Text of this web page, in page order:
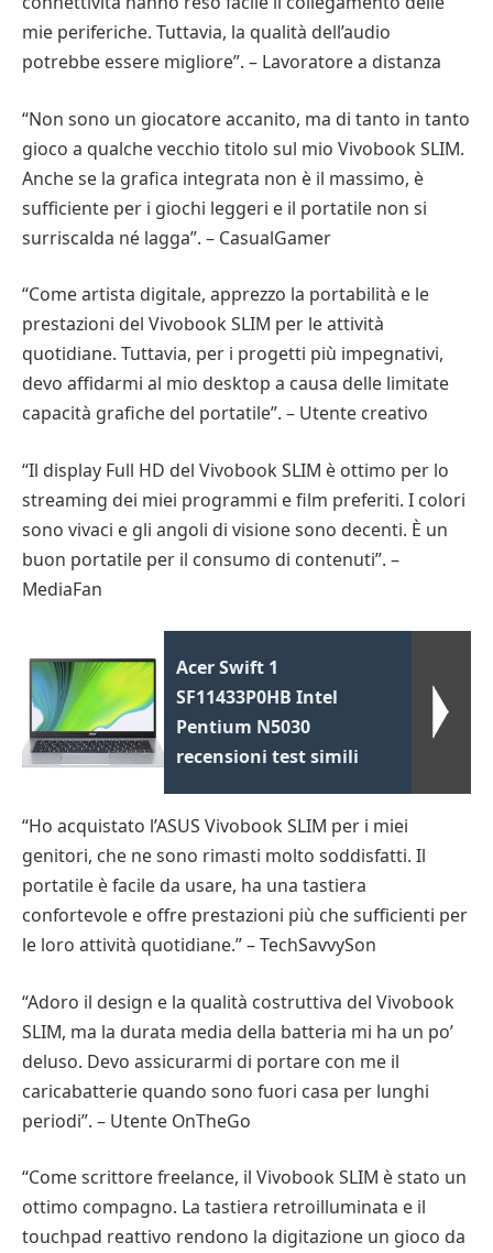
mie periferiche. Tuttavia, la qualità dell’audio
potrebbe essere migliore”. – Lavoratore a distanza
“Non sono un giocatore accanito, ma di tanto in tanto
gioco a qualche vecchio titolo sul mio Vivobook SLIM.
Anche se la grafica integrata non è il massimo, è
sufficiente per i giochi leggeri e il portatile non si
surriscalda né lagga”. – CasualGamer
“Come artista digitale, apprezzo la portabilità e le
prestazioni del Vivobook SLIM per le attività
quotidiane. Tuttavia, per i progetti più impegnativi,
devo affidarmi al mio desktop a causa delle limitate
capacità grafiche del portatile”. – Utente creativo
“Il display Full HD del Vivobook SLIM è ottimo per lo
streaming dei miei programmi e film preferiti. I colori
sono vivaci e gli angoli di visione sono decenti. È un
buon portatile per il consumo di contenuti”. –
MediaFan
Acer Swift 1
SF11433P0HB Intel
Pentium N5030
recensioni test simili
“Ho acquistato l’ASUS Vivobook SLIM per i miei
genitori, che ne sono rimasti molto soddisfatti. Il
portatile è facile da usare, ha una tastiera
confortevole e offre prestazioni più che sufficienti per
le loro attività quotidiane.” – TechSavvySon
“Adoro il design e la qualità costruttiva del Vivobook
SLIM, ma la durata media della batteria mi ha un po’
deluso. Devo assicurarmi di portare con me il
caricabatterie quando sono fuori casa per lunghi
periodi”. – Utente OnTheGo
“Come scrittore freelance, il Vivobook SLIM è stato un
ottimo compagno. La tastiera retroilluminata e il
touchpad reattivo rendono la digitazione un gioco da